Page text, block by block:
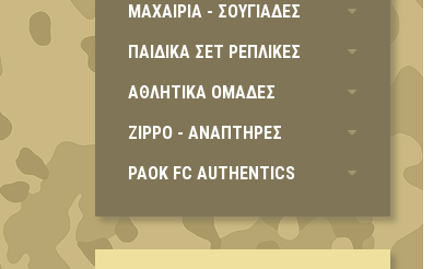
ΜΑΧΑΙΡΙΑ - ΣΟΥΓΙΑΔΕΣ
ΠΑΙΔΙΚΑ ΣΕΤ ΡΕΠΛΙΚΕΣ
ΑΘΛΗΤΙΚΑ ΟΜΑΔΕΣ
ZIPPO - ΑΝΑΠΤΗΡΕΣ
PAOK FC AUTHENTICS